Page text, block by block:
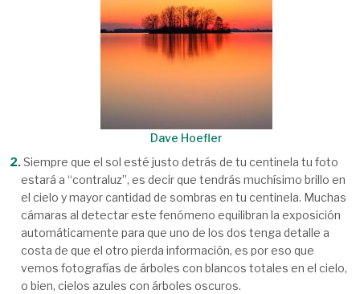
Dave Hoefler
Siempre que el sol esté justo detrás de tu centinela tu foto
estará a “contraluz”, es decir que tendrás muchísimo brillo en
el cielo y mayor cantidad de sombras en tu centinela. Muchas
cámaras al detectar este fenómeno equilibran la exposición
automáticamente para que uno de los dos tenga detalle a
costa de que el otro pierda información, es por eso que
vemos fotografías de árboles con blancos totales en el cielo,
o bien, cielos azules con árboles oscuros.